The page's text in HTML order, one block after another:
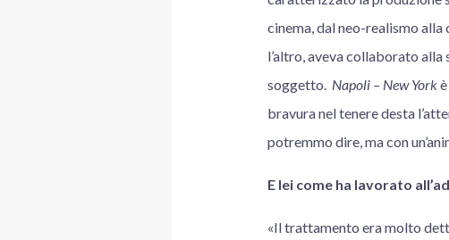
cinema, dal neo-realismo alla
l’altro, aveva collaborato alla
soggetto. Napoli – New Yorkè
bravura nel tenere desta
potremmo dire, ma con
E lei come ha lavorato
«Il trattamento era molto